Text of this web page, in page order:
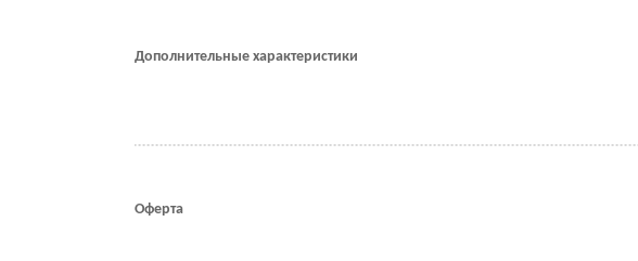
Дополнительные характеристики
Оферта